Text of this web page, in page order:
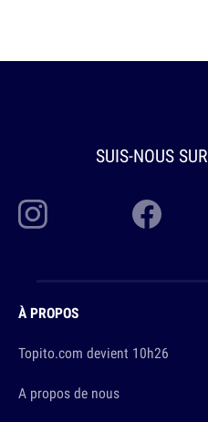
SUIS-NOUS SUR
À PROPOS
Topito.com devient 10h26
A propos de nous